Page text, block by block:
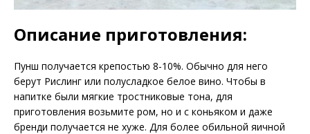
Описание приготовления:
Пунш получается крепостью 8-10%. Обычно для него
берут Рислинг или полусладкое белое вино. Чтобы в
напитке были мягкие тростниковые тона, для
приготовления возьмите ром, но и с коньяком и даже
бренди получается не хуже. Для более обильной яичной